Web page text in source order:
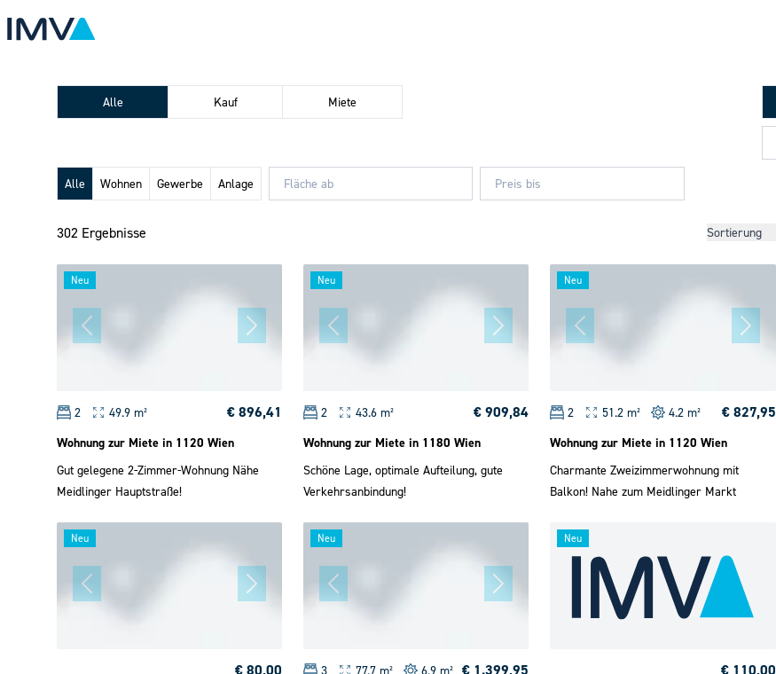
Alle Kauf Miete
Alle Wohnen Gewerbe Anlage
302 Ergebnisse Sortierung
Neu
2 49.9 m² € 896,41
Wohnung zur Miete in 1120 Wien
Gut gelegene 2-Zimmer-Wohnung Nähe
Meidlinger Hauptstraße!
Neu
2 43.6 m² € 909,84
Wohnung zur Miete in 1180 Wien
Schöne Lage, optimale Aufteilung, gute
Verkehrsanbindung!
Neu
2 51.2 m² 4.2 m² € 827,95
Wohnung zur Miete in 1120 Wien
Charmante Zweizimmerwohnung mit
Balkon! Nahe zum Meidlinger Markt
Neu
€ 80,00
Neu
3 77.7 m² 6.9 m² € 1.399,95
Neu
€ 110,00